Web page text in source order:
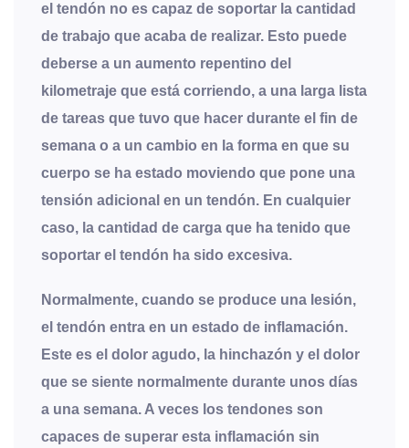
el tendón no es capaz de soportar la cantidad
de trabajo que acaba de realizar. Esto puede
deberse a un aumento repentino del
kilometraje que está corriendo, a una larga lista
de tareas que tuvo que hacer durante el fin de
semana o a un cambio en la forma en que su
cuerpo se ha estado moviendo que pone una
tensión adicional en un tendón. En cualquier
caso, la cantidad de carga que ha tenido que
soportar el tendón ha sido excesiva.
Normalmente, cuando se produce una lesión,
el tendón entra en un estado de inflamación.
Este es el dolor agudo, la hinchazón y el dolor
que se siente normalmente durante unos días
a una semana. A veces los tendones son
capaces de superar esta inflamación sin